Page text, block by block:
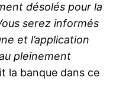
désolés pour la
serez informés
et l’application
pleinement
la banque dans ce